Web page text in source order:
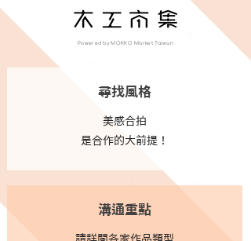
Powered by MOKKO Market Taiwan
尋找風格
美感合拍
​是合作的大前提！
​溝通重點
請詳閱各家作品類型